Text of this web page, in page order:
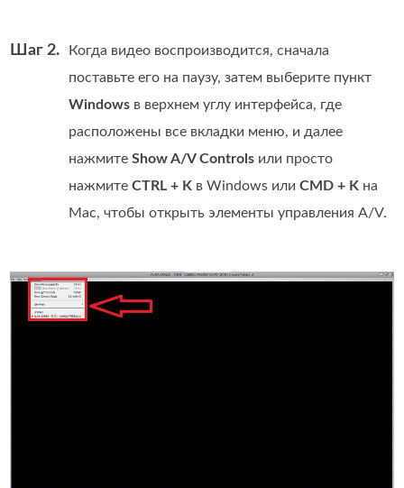
Шаг 2.
Когда видео воспроизводится, сначала
поставьте его на паузу, затем выберите пункт
Windows в верхнем углу интерфейса, где
расположены все вкладки меню, и далее
нажмитеShow A/V Controls или просто
нажмитеCTRL + K в Windows илиCMD + K на
Mac, чтобы открыть элементы управления A/V.